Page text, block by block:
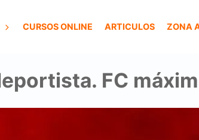
CURSOS ONLINE ARTICULOS ZONA
FC